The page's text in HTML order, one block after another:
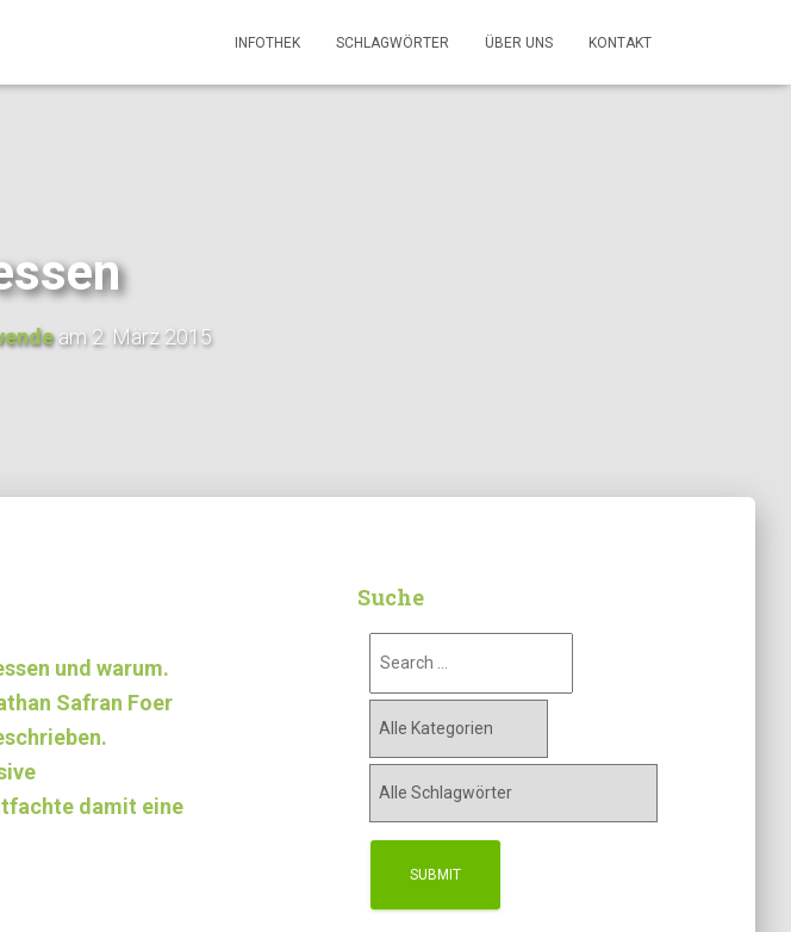
INFOTHEK SCHLAGWÖRTER ÜBER UNS KONTAKT
am2. März 2015
und warum.
Safran Foer
damit eine
Suche